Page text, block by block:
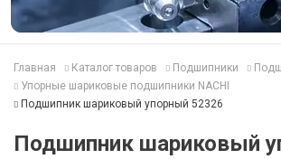
Главная Каталог товаров Подшипники
Упорные шариковые подшипники NACHI
Подшипник шариковый упорный 52326
Подшипник шариковый